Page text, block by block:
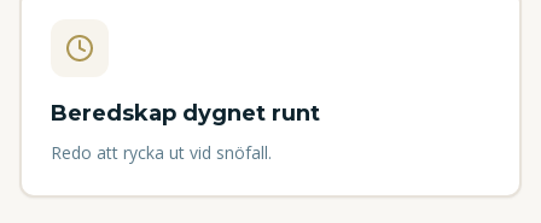
Beredskap dygnet runt
Redo att rycka ut vid snöfall.